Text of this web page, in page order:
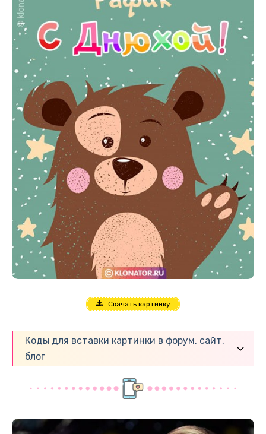
Скачать картинку
Коды для вставки картинки в форум, сайт,
блог